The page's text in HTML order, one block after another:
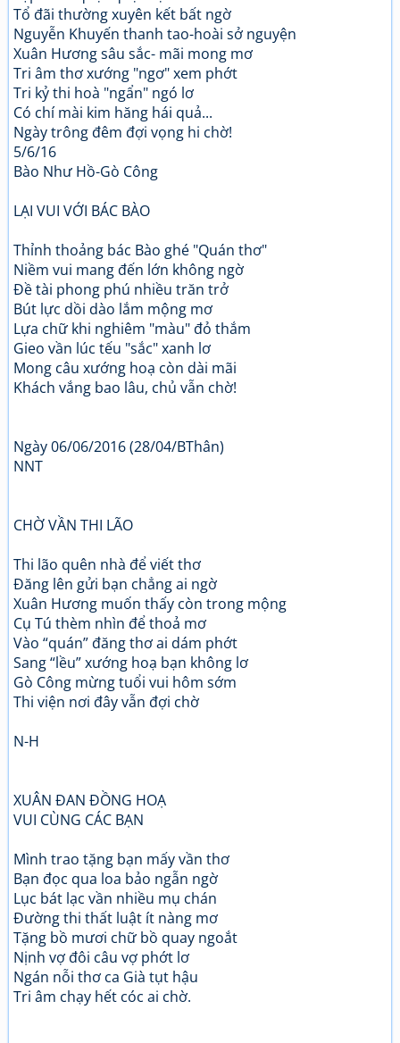
Tổ đãi thường xuyên kết bất ngờ
Nguyễn Khuyến thanh tao-hoài sở nguyện
Xuân Hương sâu sắc- mãi mong mơ
Tri âm thơ xướng "ngơ" xem phớt
Tri kỷ thi hoà "ngẩn" ngó lơ
Có chí mài kim hăng hái quả...
Ngày trông đêm đợi vọng hi chờ!
5/6/16
Bào Như Hồ-Gò Công
LẠI VUI VỚI BÁC BÀO
Thỉnh thoảng bác Bào ghé "Quán thơ"
Niềm vui mang đến lớn không ngờ
Đề tài phong phú nhiều trăn trở
Bút lực dồi dào lắm mộng mơ
Lựa chữ khi nghiêm "màu" đỏ thắm
Gieo vần lúc tếu "sắc" xanh lơ
Mong câu xướng hoạ còn dài mãi
Khách vắng bao lâu, chủ vẫn chờ!
Ngày 06/06/2016 (28/04/BThân)
NNT
CHỜ VẦN THI LÃO
Thi lão quên nhà để viết thơ
Đăng lên gửi bạn chẳng ai ngờ
Xuân Hương muốn thấy còn trong mộng
Cụ Tú thèm nhìn để thoả mơ
Vào “quán” đăng thơ ai dám phớt
Sang “lều” xướng hoạ bạn không lơ
Gò Công mừng tuổi vui hôm sớm
Thi viện nơi đây vẫn đợi chờ
N-H
XUÂN ĐAN ĐỒNG HOẠ
VUI CÙNG CÁC BẠN
Mình trao tặng bạn mấy vần thơ
Bạn đọc qua loa bảo ngẫn ngờ
Lục bát lạc vần nhiều mụ chán
Đường thi thất luật ít nàng mơ
Tặng bồ mươi chữ bồ quay ngoắt
Nịnh vợ đôi câu vợ phớt lơ
Ngán nỗi thơ ca Già tụt hậu
Tri âm chạy hết cóc ai chờ.